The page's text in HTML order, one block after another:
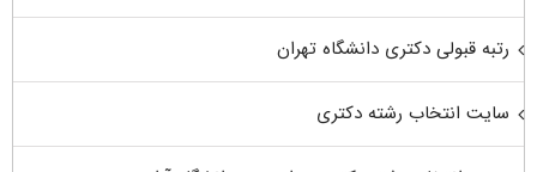
رتبه قبولی دکتری دانشگاه تهران
سایت انتخاب رشته دکتری